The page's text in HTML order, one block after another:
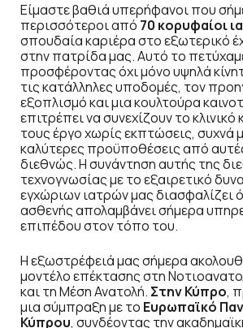
Είμαστε βαθιά υπερήφανοι που
περισσότεροι από 70 κορυφαίοι
σπουδαία καριέρα στο εξωτερικό
στην πατρίδα μας. Αυτό το
προσφέροντας όχι μόνο υψηλά
τις κατάλληλες υποδομές, τον
εξοπλισμό και μια κουλτούρα
επιτρέπει να συνεχίζουν το κλινικό
τους έργο χωρίς εκπτώσεις, συχνά
καλύτερες προϋποθέσεις από
διεθνώς. Η συνάντηση αυτής της
τεχνογνωσίας με το εξαιρετικό
εγχώριων ιατρών μας διασφαλίζει
ασθενής απολαμβάνει σήμερα
επιπέδου στον τόπο του.
Η εξωστρέφειά μας σήμερα
μοντέλο επέκτασης στη
και τη Μέση Ανατολή. Στην Κύπρο,
μια σύμπραξη με το Ευρωπαϊκό
Κύπρου, συνδέοντας την